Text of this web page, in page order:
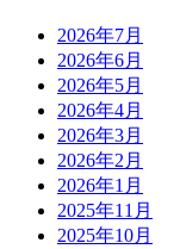
2026年7月
2026年6月
2026年5月
2026年4月
2026年3月
2026年2月
2026年1月
2025年11月
2025年10月